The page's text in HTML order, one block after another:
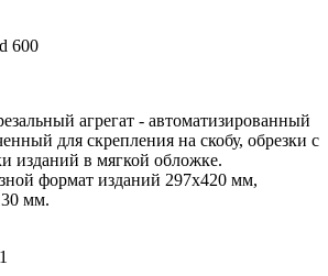
агрегат - автоматизированный
для скрепления на скобу, обрезки с
изданий в мягкой обложке.
формат изданий 297х420 мм,
мм.